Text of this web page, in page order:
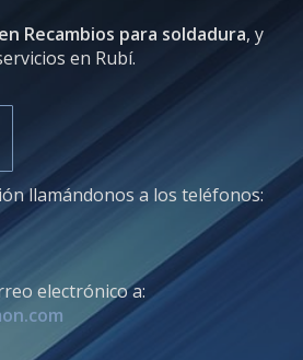
Recambios para soldadura, y
en Rubí.
llamándonos a los teléfonos:
electrónico a: